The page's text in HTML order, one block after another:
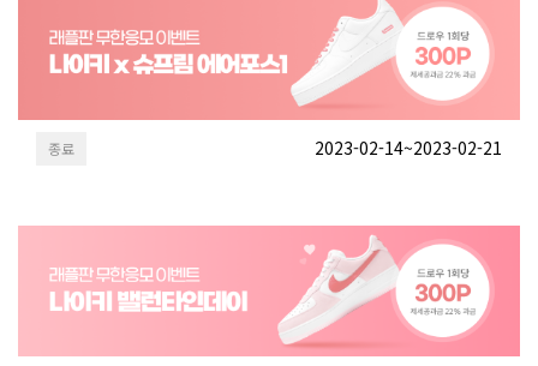
종료 2023-02-14~2023-02-21